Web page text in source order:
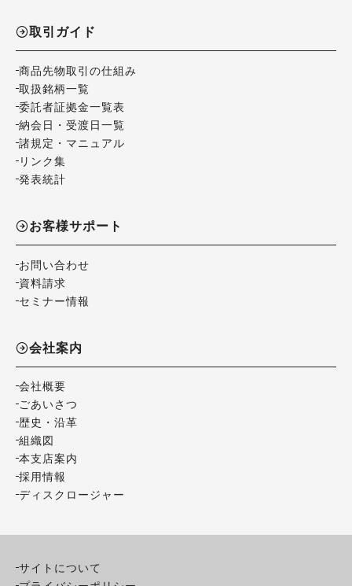
取引ガイド
商品先物取引の仕組み
取扱銘柄一覧
委託者証拠金一覧表
納会日・受渡日一覧
諸規定・マニュアル
リンク集
発表統計
お客様サポート
お問い合わせ
資料請求
セミナー情報
会社案内
会社概要
ごあいさつ
歴史・沿革
組織図
本支店案内
採用情報
ディスクロージャー
サイトについて